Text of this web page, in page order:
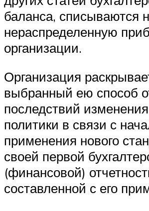
баланса, списываются
нераспределенную
организации.
Организация
выбранный ею способ
последствий
политики в связи с
применения нового
своей первой
(финансовой)
составленной с его